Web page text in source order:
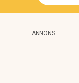
ANNONS